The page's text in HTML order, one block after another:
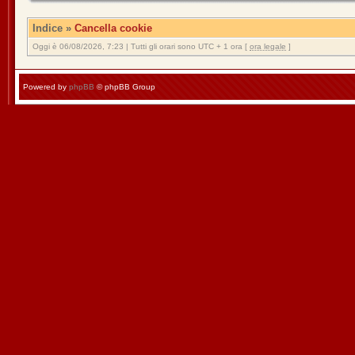
Indice » Cancella cookie
Oggi è 06/08/2026, 7:23 | Tutti gli orari sono UTC + 1 ora [ ora legale ]
Powered by phpBB © phpBB Group